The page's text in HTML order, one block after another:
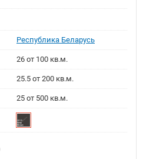
Республика Беларусь
26 от 100 кв.м.
25.5 от 200 кв.м.
25 от 500 кв.м.